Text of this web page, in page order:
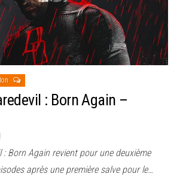
: Born Again –
: Born Again revient pour une deuxième
après une première salve pour le…